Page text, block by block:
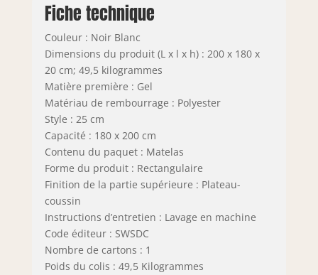
Fiche technique
Couleur : Noir Blanc
Dimensions du produit (L x l x h) : 200 x 180 x
20 cm; 49,5 kilogrammes
Matière première : Gel
Matériau de rembourrage : Polyester
Style : 25 cm
Capacité : 180 x 200 cm
Contenu du paquet : Matelas
Forme du produit : Rectangulaire
Finition de la partie supérieure : Plateau-
coussin
Instructions d’entretien : Lavage en machine
Code éditeur : SWSDC
Nombre de cartons : 1
Poids du colis : 49,5 Kilogrammes